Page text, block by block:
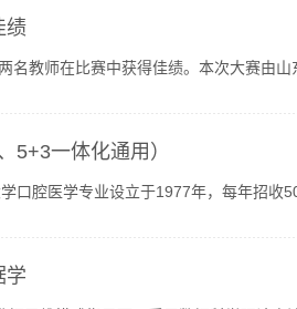
绩
教师在比赛中获得佳绩。本次大赛由山
5+3一体化通用）
腔医学专业设立于1977年，每年招收
学